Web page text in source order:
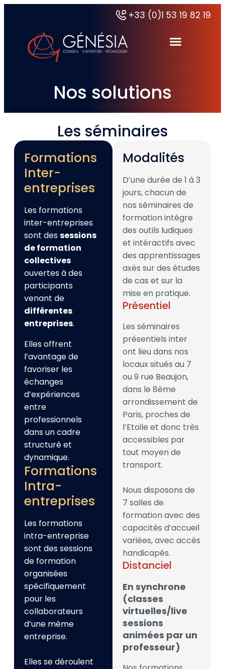
+33 (0)1 53 19 82 19
Nos solutions
Les séminaires
Formations
Inter-
entreprises
Les formations
inter-entreprises
sont dessessions
de formation
collectives
ouvertes à des
participants
venant de
différentes
entreprises.
Elles offrent
l’avantage de
favoriser les
échanges
d’expériences
entre
professionnels
dans un cadre
structuré et
dynamique.
Formations
Intra-
entreprises
Les formations
intra-entreprise
sont des sessions
de formation
organisées
spécifiquement
pour les
collaborateurs
d’une même
entreprise.
Elles se déroulent
Modalités
D’une durée de 1 à 3
jours, chacun de
nos séminaires de
formation intègre
des outils ludiques
et intéractifs avec
des apprentissages
axés sur des études
de cas et sur la
mise en pratique.
Présentiel
Les séminaires
présentiels inter
ont lieu dans nos
locaux situés au 7
ou 9 rue Beaujon,
dans le 8ème
arrondissement de
Paris, proches de
l’Etoile et donc très
accessibles par
tout moyen de
transport.
Nous disposons de
7 salles de
formation avec des
capacités d’accueil
variées, avec accès
handicapés.
Distanciel
En synchrone
(classes
virtuelles/live
sessions
animées par un
professeur)